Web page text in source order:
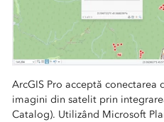
Condițiile
ArcGIS Pro acceptă
imagini din satelit prin
Catalog). Utilizând Microsoft